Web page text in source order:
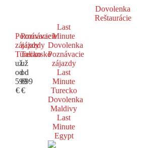
Dovolenka
Reštaurácie
Poznávacie
zájazdy
Turecko
už
od
599
€
Poznávacie
zájazdy
Taliansko
už
od
699
€
Last
Minute
Dovolenka
Poznávacie
zájazdy
Last
Minute
Turecko
Dovolenka
Maldivy
Last
Minute
Egypt